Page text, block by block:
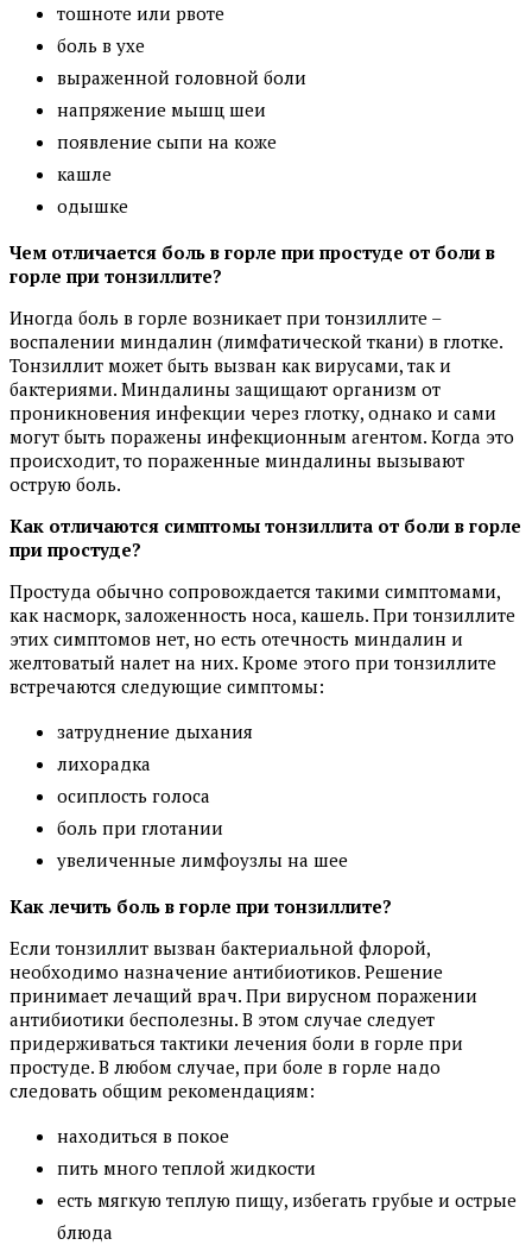
тошноте или рвоте
боль в ухе
выраженной головной боли
напряжение мышц шеи
появление сыпи на коже
кашле
одышке
Чем отличается боль в горле при простуде от боли в
горле при тонзиллите?
Иногда боль в горле возникает при тонзиллите –
воспалении миндалин (лимфатической ткани) в глотке.
Тонзиллит может быть вызван как вирусами, так и
бактериями. Миндалины защищают организм от
проникновения инфекции через глотку, однако и сами
могут быть поражены инфекционным агентом. Когда это
происходит, то пораженные миндалины вызывают
острую боль.
Как отличаются симптомы тонзиллита от боли в горле
при простуде?
Простуда обычно сопровождается такими симптомами,
как насморк, заложенность носа, кашель. При тонзиллите
этих симптомов нет, но есть отечность миндалин и
желтоватый налет на них. Кроме этого при тонзиллите
встречаются следующие симптомы:
затруднение дыхания
лихорадка
осиплость голоса
боль при глотании
увеличенные лимфоузлы на шее
Как лечить боль в горле при тонзиллите?
Если тонзиллит вызван бактериальной флорой,
необходимо назначение антибиотиков. Решение
принимает лечащий врач. При вирусном поражении
антибиотики бесполезны. В этом случае следует
придерживаться тактики лечения боли в горле при
простуде. В любом случае, при боле в горле надо
следовать общим рекомендациям:
находиться в покое
пить много теплой жидкости
есть мягкую теплую пищу, избегать грубые и острые
блюда